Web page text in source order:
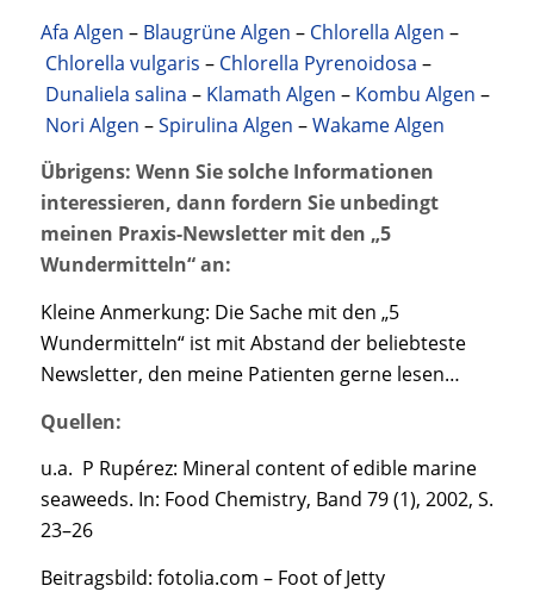
Afa Algen – Blaugrüne Algen – Chlorella Algen –
Chlorella vulgaris – Chlorella Pyrenoidosa –
Dunaliela salina – Klamath Algen – Kombu Algen –
Nori Algen –Spirulina Algen –Wakame Algen
Übrigens: Wenn Sie solche Informationen
interessieren, dann fordern Sie unbedingt
meinen Praxis-Newsletter mit den „5
Wundermitteln“ an:
Kleine Anmerkung: Die Sache mit den „5
Wundermitteln“ ist mit Abstand der beliebteste
Newsletter, den meine Patienten gerne lesen…
Quellen:
u.a. P Rupérez: Mineral content of edible marine
seaweeds. In: Food Chemistry, Band 79 (1), 2002, S.
23–26
Beitragsbild: fotolia.com – Foot of Jetty